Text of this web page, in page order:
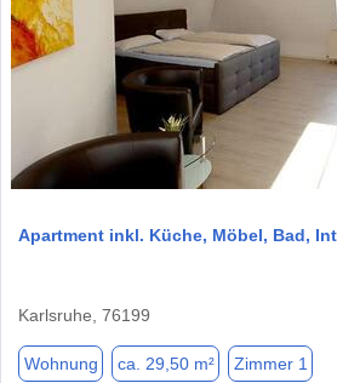
Apartment inkl. Küche, Möbel, Bad,
Karlsruhe, 76199
Wohnung ca. 29,50 m² Zimmer 1